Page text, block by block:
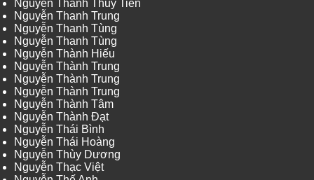
Nguyễn Thanh Thủy Tiên
Nguyễn Thanh Trung
Nguyễn Thanh Tùng
Nguyễn Thanh Tùng
Nguyễn Thành Hiếu
Nguyễn Thành Trung
Nguyễn Thành Trung
Nguyễn Thành Trung
Nguyễn Thành Tâm
Nguyễn Thành Đạt
Nguyễn Thái Bình
Nguyễn Thái Hoàng
Nguyễn Thùy Dương
Nguyễn Thạc Việt